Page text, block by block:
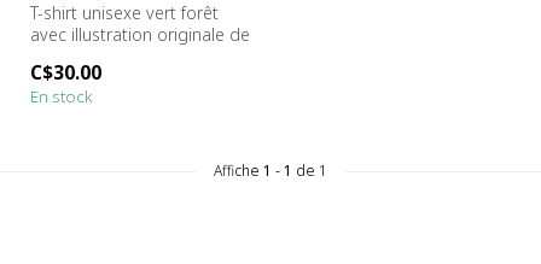
T-shirt unisexe vert forêt
avec illustration originale de
C$30.00
En stock
Affiche 1 - 1 de 1